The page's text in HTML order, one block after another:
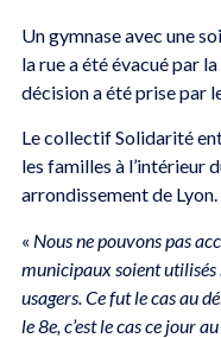
Un gymnase avec une
la rue a été évacué par
décision a été prise par
Le collectif Solidarité
les familles à l’intérieur
arrondissement de Lyon.
« Nous ne pouvons pas
municipaux soient
usagers. Ce fut le cas au
le 8e, c’est le cas ce jour